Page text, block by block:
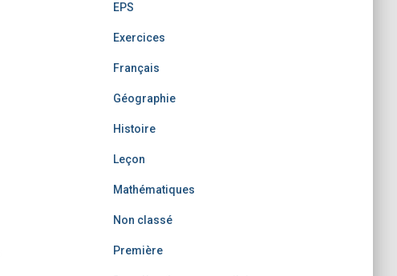
EPS
Exercices
Français
Géographie
Histoire
Leçon
Mathématiques
Non classé
Première